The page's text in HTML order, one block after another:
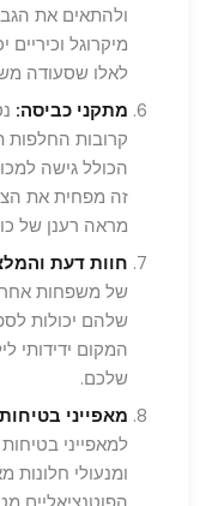
ולהתאים את
מיקרוגל
לאלו שסעודה
מתקני כביסה:
קרובות החלפות
הכולל גישה
זה מפחית את
מראה רענן של
חוות דעת
של משפחות
שלהם יכולות
המקום ידידותי
שלכם.
מאפייני
למאפייני
ומנעולי חלונות